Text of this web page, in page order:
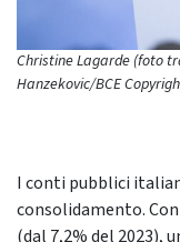
Christine Lagarde (foto
Hanzekovic/BCE
I conti pubblici
consolidamento.
(dal 7,2% del 2023),